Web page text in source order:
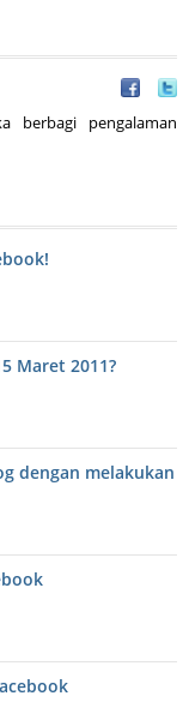
berbagi pengalaman
Maret 2011?
dengan melakukan